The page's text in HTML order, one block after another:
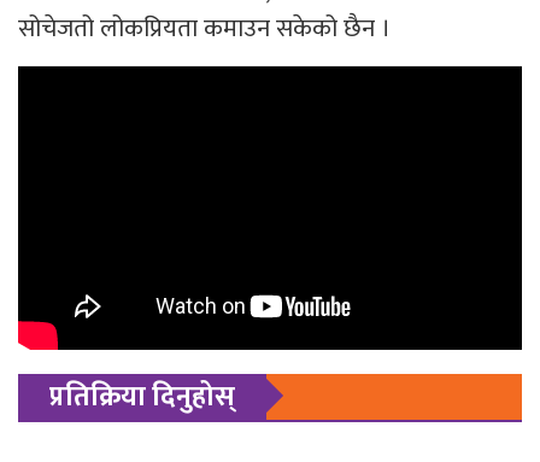
सोचेजतो लोकप्रियता कमाउन सकेको छैन ।
प्रतिक्रिया दिनुहोस्